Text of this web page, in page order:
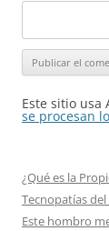
Este sitio usa
se procesan
¿Qué es la
Tecnopatías
Este hombro